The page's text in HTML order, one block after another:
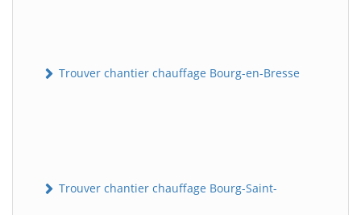
Trouver chantier chauffage Bourg-en-Bresse
Trouver chantier chauffage Bourg-Saint-